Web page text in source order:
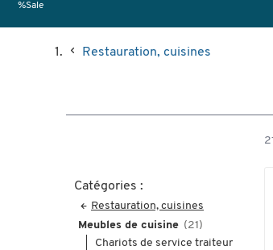
%Sale
Restauration, cuisines
Catégories :
Restauration, cuisines
Meubles de cuisine (21)
Chariots de service traiteur